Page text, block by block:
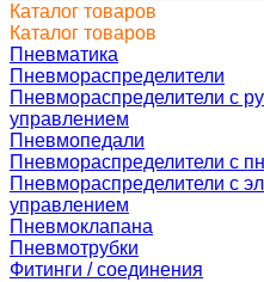
Каталог товаров
Каталог товаров
Пневматика
Пневмораспределители
Пневмораспределители с
управлением
Пневмопедали
Пневмораспределители с
Пневмораспределители с
управлением
Пневмоклапана
Пневмотрубки
Фитинги / соединения